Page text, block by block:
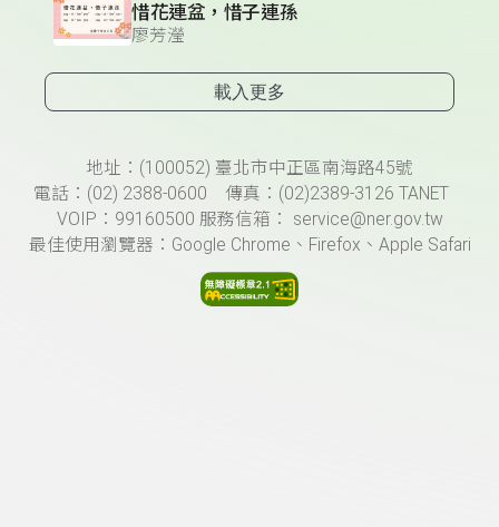
惜花連盆，惜子連孫
廖芳瀅
載入更多
頁尾資訊地址：(100052) 臺北市中正區南海路45號
電話：(02) 2388-0600 傳真：(02)2389-3126 TANET
VOIP：99160500 服務信箱： service@ner.gov.tw
最佳使用瀏覽器：Google Chrome、Firefox、Apple Safari